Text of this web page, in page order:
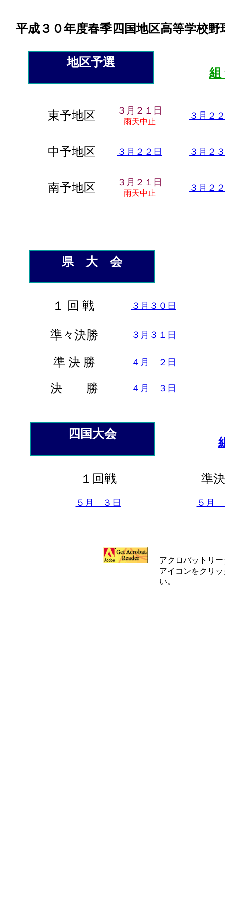
１回戦 準
５月 ３日 ５月
平成３０年度春季四国地区高等学校野
地区予選
組
１ 回 戦 ３月３０日
準々決勝 ３月３１日
準 決 勝 ４月 ２日
決 勝 ４月 ３日
東予地区 ３月２１日
雨天中止
３月２
中予地区 ３月２２日 ３月２
南予地区 ３月２１日
雨天中止
３月２
アクロバットリ
アイコンをクリ
い。
四国大会
県 大 会